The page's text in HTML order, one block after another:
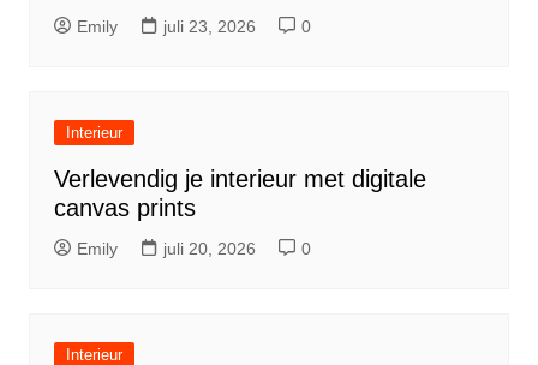
Emily juli 23, 2026 0
Interieur
Verlevendig je interieur met digitale
canvas prints
Emily juli 20, 2026 0
Interieur